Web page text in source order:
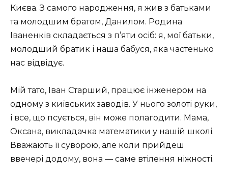
Києва. З самого народження, я жив з батьками
та молодшим братом, Данилом. Родина
Іваненків складається з п’яти осіб: я, мої батьки,
молодший братик і наша бабуся, яка частенько
нас відвідує.
Мій тато, Іван Старший, працює інженером на
одному з київських заводів. У нього золоті руки,
і все, що псується, він може полагодити. Мама,
Оксана, викладачка математики у нашій школі.
Вважають її суворою, але коли прийдеш
ввечері додому, вона — саме втілення ніжності.